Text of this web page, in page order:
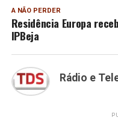
A NÃO PERDER
Residência Europa
IPBeja
Rádio e